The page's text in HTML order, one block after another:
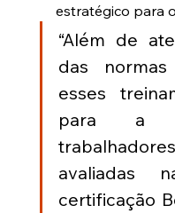
estratégico para
“Além de
das normas
esses
para a
avaliadas
certificação